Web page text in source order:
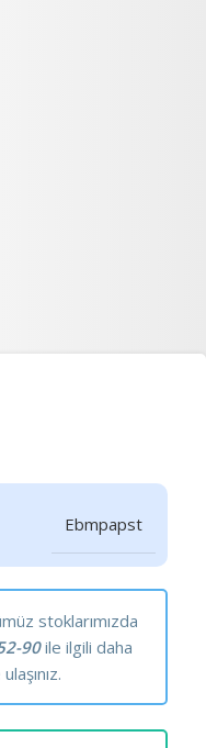
Ebmpapst
stoklarımızda
90ile ilgili daha